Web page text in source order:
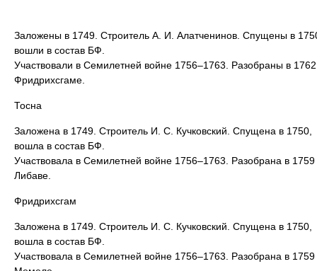
Заложены в 1749. Строитель А. И. Алатченинов. Спущены в
вошли в состав БФ.
Участвовали в Семилетней войне 1756–1763. Разобраны в
Фридрихсгаме.
Тосна
Заложена в 1749. Строитель И. С. Кучковский. Спущена в 1750,
вошла в состав БФ.
Участвовала в Семилетней войне 1756–1763. Разобрана в 1759
Либаве.
Фридрихсгам
Заложена в 1749. Строитель И. С. Кучковский. Спущена в 1750,
вошла в состав БФ.
Участвовала в Семилетней войне 1756–1763. Разобрана в 1759